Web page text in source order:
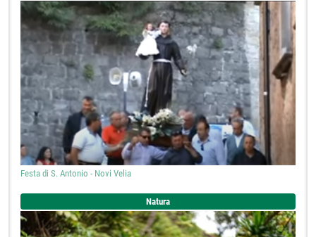
Festa di S. Antonio - Novi Velia
Natura